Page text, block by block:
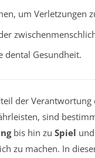
um Verletzungen
dental Gesundheit.
der
sind
bis hin zu Spiel
zu machen. In